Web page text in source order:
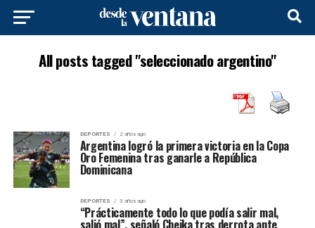
All posts tagged "seleccionado argentino"
DEPORTES 2 años ago
Argentina logró la primera victoria en la Copa
Oro Femenina tras ganarle a República
Dominicana
DEPORTES 3 años ago
“Prácticamente todo lo que podía salir mal,
salió mal”, señaló Cheika tras derrota ante